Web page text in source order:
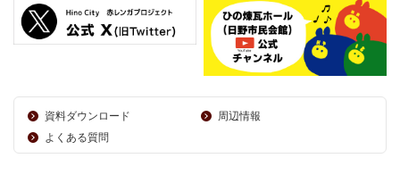
資料ダウンロード
周辺情報
よくある質問